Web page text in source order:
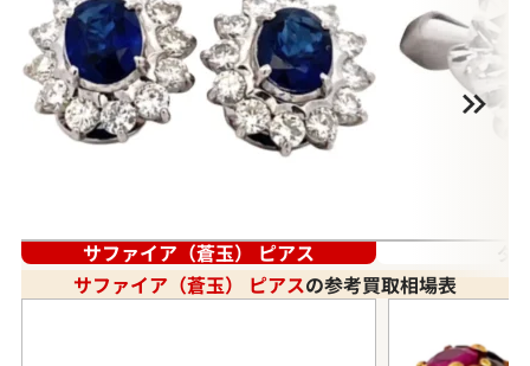
サファイア（蒼玉） ピアス
サファイア（蒼玉） ピアスの参考買取相場表